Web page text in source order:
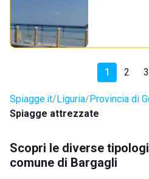
1 2 3
Spiagge.it Liguria Provincia di
Spiagge attrezzate
Scopri le diverse
comune di Bargagli